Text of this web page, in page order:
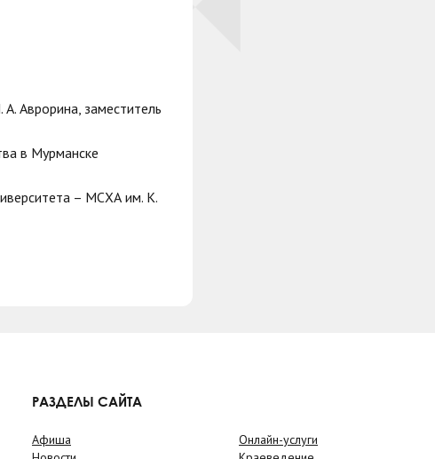
Аврорина, заместитель
в Мурманске
– МСХА им. К.
РАЗДЕЛЫ САЙТА
Афиша
Онлайн-услуги